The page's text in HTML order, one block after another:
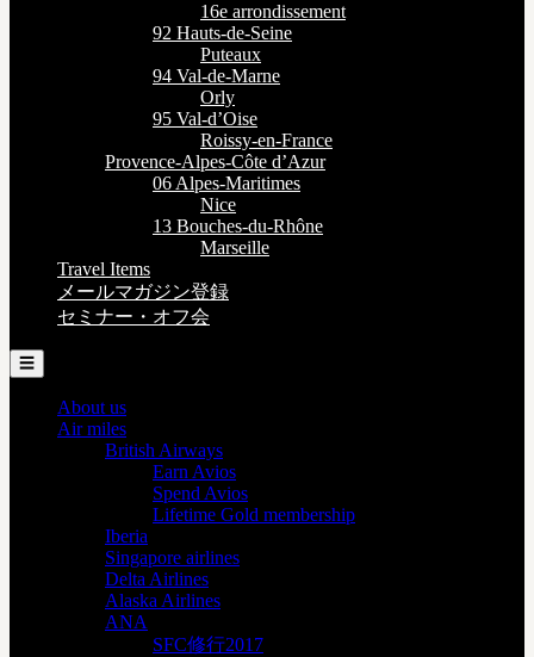
16e arrondissement
92 Hauts-de-Seine
Puteaux
94 Val-de-Marne
Orly
95 Val-d’Oise
Roissy-en-France
Provence-Alpes-Côte d’Azur
06 Alpes-Maritimes
Nice
13 Bouches-du-Rhône
Marseille
Travel Items
メールマガジン登録
セミナー・オフ会
☰
About us
Air miles
British Airways
Earn Avios
Spend Avios
Lifetime Gold membership
Iberia
Singapore airlines
Delta Airlines
Alaska Airlines
ANA
SFC修行2017